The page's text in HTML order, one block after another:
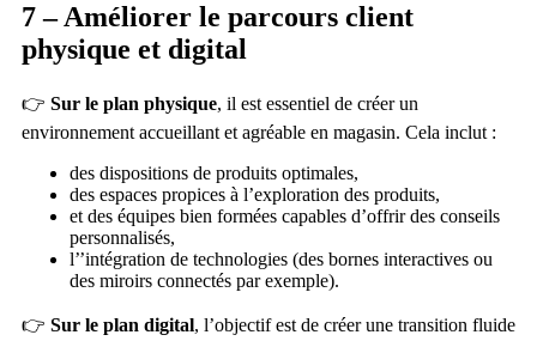
7 – Améliorer le parcours client
physique et digital
👉 Sur le plan physique, il est essentiel de créer un
environnement accueillant et agréable en magasin. Cela inclut :
des dispositions de produits optimales,
des espaces propices à l’exploration des produits,
et des équipes bien formées capables d’offrir des conseils
personnalisés,
l’’intégration de technologies (des bornes interactives ou
des miroirs connectés par exemple).
👉 Sur le plan digital, l’objectif est de créer une transition fluide